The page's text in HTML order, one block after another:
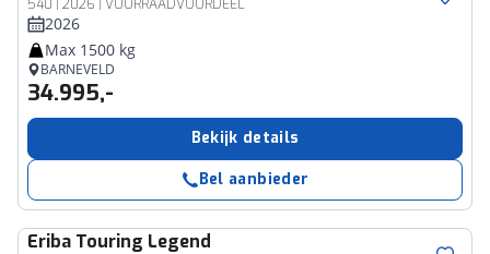
540 | 2026 | VOORRAADVOORDEEL
2026
Max 1500 kg
BARNEVELD
34.995,-
Bekijk details
Bel aanbieder
Eriba Touring Legend